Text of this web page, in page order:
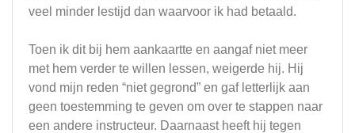
veel minder lestijd dan waarvoor ik had betaald.
Toen ik dit bij hem aankaartte en aangaf niet meer
met hem verder te willen lessen, weigerde hij. Hij
vond mijn reden “niet gegrond” en gaf letterlijk aan
geen toestemming te geven om over te stappen naar
een andere instructeur. Daarnaast heeft hij tegen